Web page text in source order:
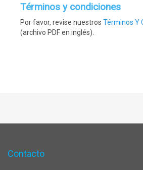
Términos y condiciones
Por favor, revise nuestros Términos Y
(archivo PDF en inglés).
Contacto